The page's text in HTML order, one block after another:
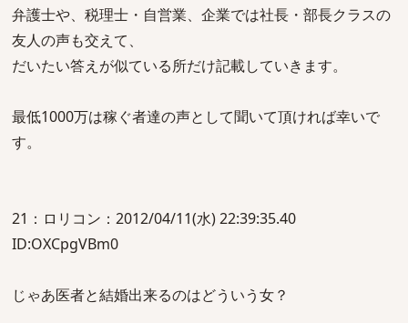
弁護士や、税理士・自営業、企業では社長・部長クラスの
友人の声も交えて、
だいたい答えが似ている所だけ記載していきます。
最低1000万は稼ぐ者達の声として聞いて頂ければ幸いで
す。
21：ロリコン：2012/04/11(水) 22:39:35.40
ID:OXCpgVBm0
じゃあ医者と結婚出来るのはどういう女？